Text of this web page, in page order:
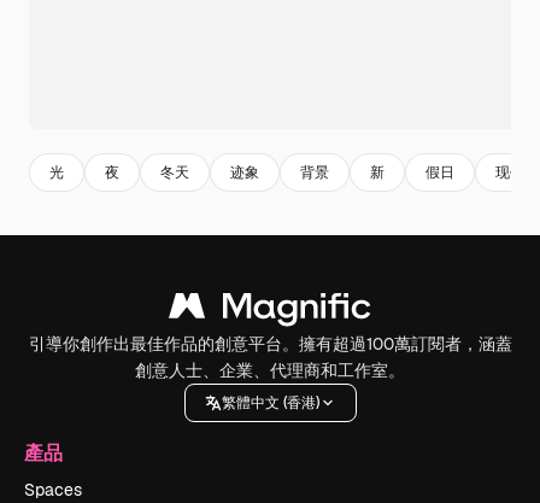
光 夜 冬天 迹象 背景 新 假日 现代
引導你創作出最佳作品的創意平台。擁有超過100萬訂閱者，涵蓋
創意人士、企業、代理商和工作室。
繁體中文 (香港)
產品
Spaces